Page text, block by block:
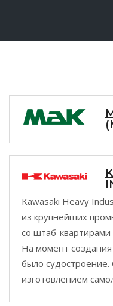
Kawasaki Heavy
из крупнейших
со штаб-
На момент
было судостроение.
изготовлением